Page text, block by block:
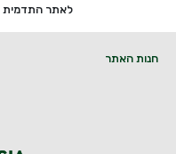
לאתר התדמית
חנות האתר